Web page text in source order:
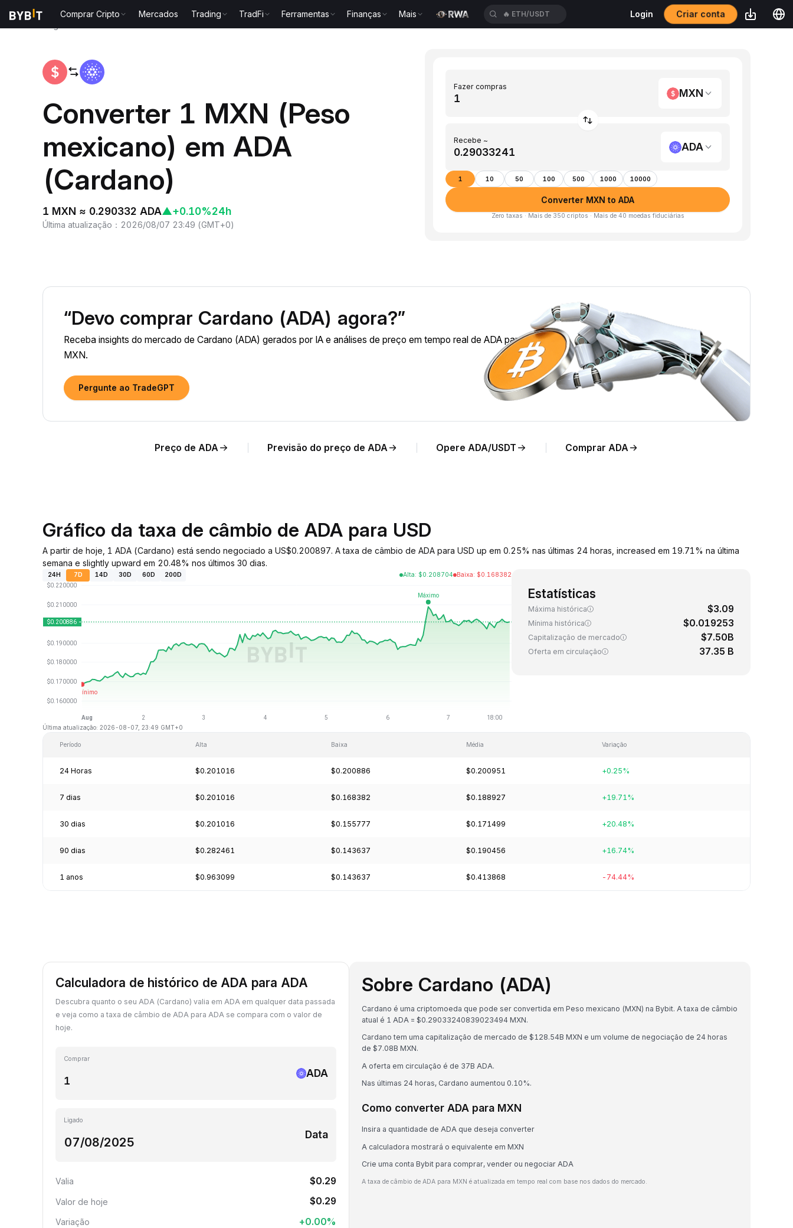
Comprar Cripto Mercados Trading TradFi Ferramentas Finanças Mais 🔥 ETH/USDT Login Criar conta
Converter 1 MXN (Peso
mexicano) em ADA
(Cardano)
1 MXN ≈ 0.290332 ADA▲+0.10%24h
Última atualização ： 2026/08/07 23:49 (GMT+0)
Fazer compras
MXN
Recebe ~
ADA
1 10 50 100 500 1000 10000
Converter MXN to ADA
Zero taxas · Mais de 350 criptos · Mais de 40 moedas fiduciárias
“Devo comprar Cardano (ADA) agora?”
Receba insights do mercado de Cardano (ADA) gerados por IA e análises de preço em tempo real de ADA para
MXN.
Pergunte ao TradeGPT
Preço de ADA Previsão do preço de ADA Opere ADA/USDT Comprar ADA
Gráfico da taxa de câmbio de ADA para USD
A partir de hoje, 1 ADA (Cardano) está sendo negociado a US$0.200897. A taxa de câmbio de ADA para USD up em 0.25% nas últimas 24 horas, increased em 19.71% na última
semana e slightly upward em 20.48% nos últimos 30 dias.
24H 7D 14D 30D 60D 200D Alta: $0.208704 Baixa: $0.168382
Última atualização: 2026-08-07, 23:49 GMT+0
Estatísticas
Máxima histórica $3.09
Mínima histórica $0.019253
Capitalização de mercado $7.50B
Oferta em circulação 37.35 B
Período Alta Baixa Média Variação
24 Horas $0.201016 $0.200886 $0.200951 +0.25%
7 dias $0.201016 $0.168382 $0.188927 +19.71%
30 dias $0.201016 $0.155777 $0.171499 +20.48%
90 dias $0.282461 $0.143637 $0.190456 +16.74%
1 anos $0.963099 $0.143637 $0.413868 -74.44%
Calculadora de histórico de ADA para ADA
Descubra quanto o seu ADA (Cardano) valia em ADA em qualquer data passada
e veja como a taxa de câmbio de ADA para ADA se compara com o valor de
hoje.
Comprar
ADA
Ligado
Data
Valia $0.29
Valor de hoje $0.29
Variação +0.00%
Sobre Cardano (ADA)
Cardano é uma criptomoeda que pode ser convertida em Peso mexicano (MXN) na Bybit. A taxa de câmbio
atual é 1 ADA = $0.29033240839023494 MXN.
Cardano tem uma capitalização de mercado de $128.54B MXN e um volume de negociação de 24 horas
de $7.08B MXN.
A oferta em circulação é de 37B ADA.
Nas últimas 24 horas, Cardano aumentou 0.10%.
Como converter ADA para MXN
Insira a quantidade de ADA que deseja converter
A calculadora mostrará o equivalente em MXN
Crie uma conta Bybit para comprar, vender ou negociar ADA
A taxa de câmbio de ADA para MXN é atualizada em tempo real com base nos dados do mercado.